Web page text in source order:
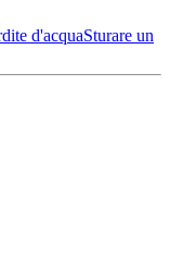
d'acquaSturare un